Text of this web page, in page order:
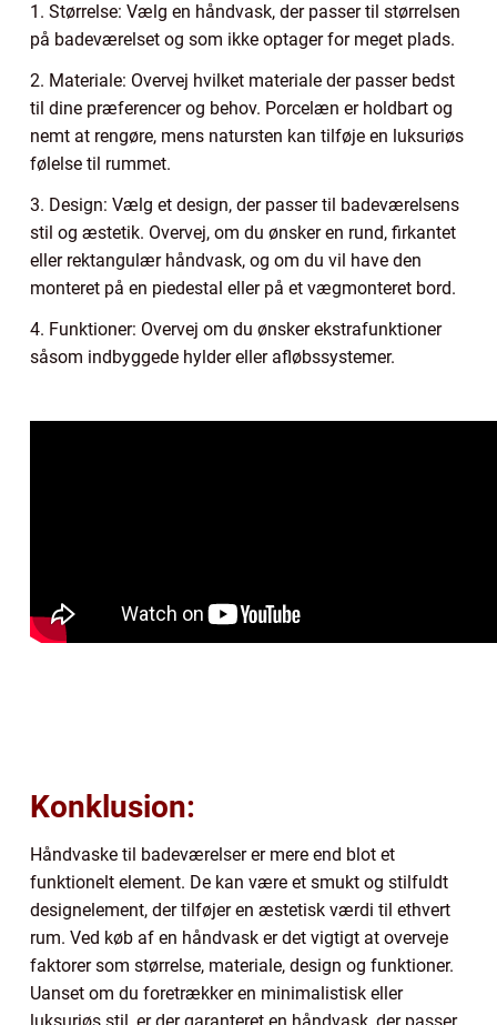
1. Størrelse: Vælg en håndvask, der passer til størrelsen
på badeværelset og som ikke optager for meget plads.
2. Materiale: Overvej hvilket materiale der passer bedst
til dine præferencer og behov. Porcelæn er holdbart og
nemt at rengøre, mens natursten kan tilføje en luksuriøs
følelse til rummet.
3. Design: Vælg et design, der passer til badeværelsens
stil og æstetik. Overvej, om du ønsker en rund, firkantet
eller rektangulær håndvask, og om du vil have den
monteret på en piedestal eller på et vægmonteret bord.
4. Funktioner: Overvej om du ønsker ekstrafunktioner
såsom indbyggede hylder eller afløbssystemer.
Konklusion:
Håndvaske til badeværelser er mere end blot et
funktionelt element. De kan være et smukt og stilfuldt
designelement, der tilføjer en æstetisk værdi til ethvert
rum. Ved køb af en håndvask er det vigtigt at overveje
faktorer som størrelse, materiale, design og funktioner.
Uanset om du foretrækker en minimalistisk eller